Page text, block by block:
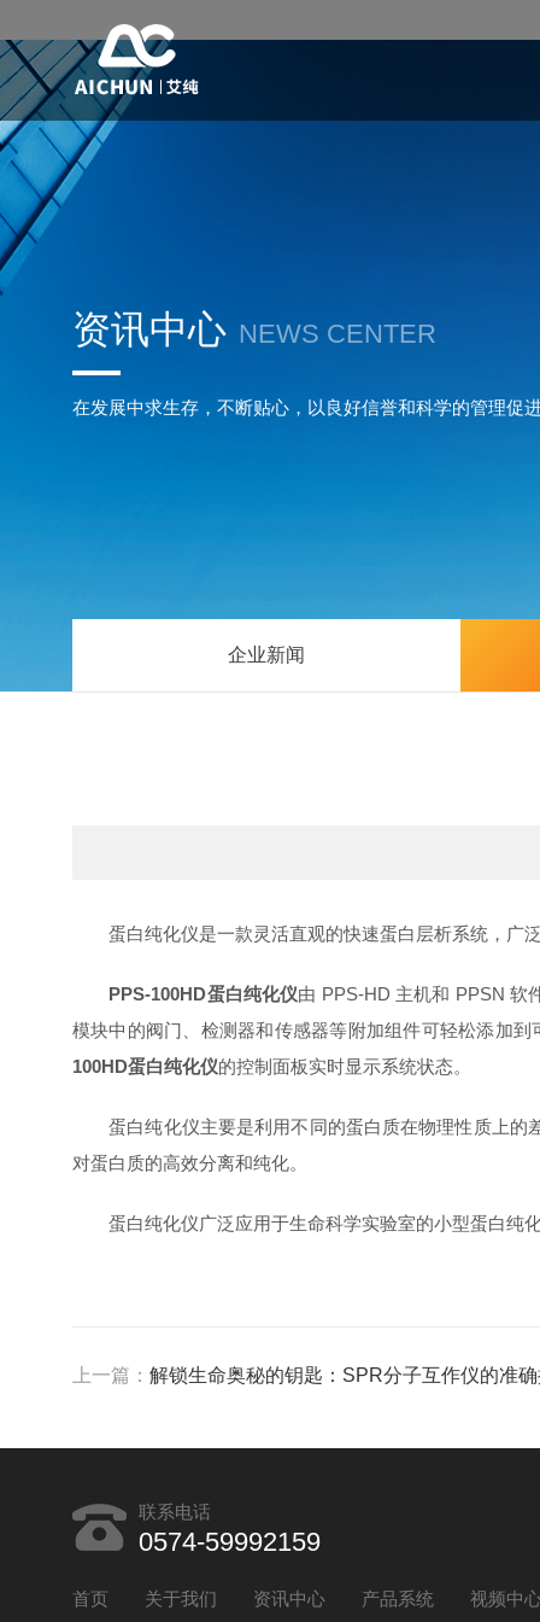
资讯中心 NEWS CENTER
在发展中求生存，不断贴心，以良好信誉和科学的管理促
企业新闻
蛋白纯化仪是一款灵活直观的快速蛋白层析系统，广
PPS-100HD蛋白纯化仪由 PPS-HD 主机和 PPSN 软
模块中的阀门、检测器和传感器等附加组件可轻松添加
100HD蛋白纯化仪的控制面板实时显示系统状态。
蛋白纯化仪主要是利用不同的蛋白质在物理性质上的
对蛋白质的高效分离和纯化。
蛋白纯化仪广泛应用于生命科学实验室的小型蛋白纯
上一篇： 解锁生命奥秘的钥匙：SPR分子互作仪的准
联系电话
0574-59992159
首页 关于我们 资讯中心 产品系统 视频中